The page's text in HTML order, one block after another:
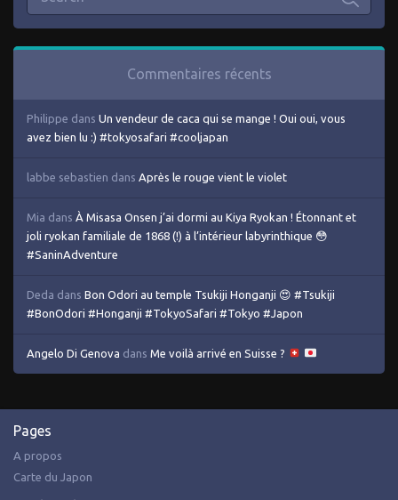
Commentaires récents
Philippe dans Un vendeur de caca qui se mange ! Oui oui, vous
avez bien lu :) #tokyosafari #cooljapan
labbe sebastien dans Après le rouge vient le violet
Mia dans À Misasa Onsen j’ai dormi au Kiya Ryokan ! Étonnant et
joli ryokan familiale de 1868 (!) à l’intérieur labyrinthique 😳
#SaninAdventure
Deda dans Bon Odori au temple Tsukiji Honganji 😍 #Tsukiji
#BonOdori #Honganji #TokyoSafari #Tokyo #Japon
Angelo Di Genova dans Me voilà arrivé en Suisse ?
Pages
A propos
Carte du Japon